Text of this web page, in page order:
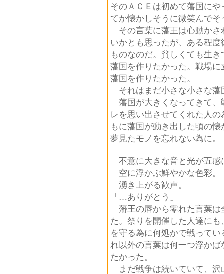
そのＡＣＥは初めて藩国に
てか懐かしそうに微笑んでそ
その言葉に藩王は心動かさ
いかとも思ったが、ある程
ものなのだ。貧しくても生
藩国を作りたかった。戦場
藩国を作りたかった。
それはまだ小さな小さな藩
藩国が大きくなってきて、
レを思い出させてくれた人
もに藩国が動き出した頃の
夢見たモノを忘れない為に。
不意に大きな音と光が五感
空に浮かぶ鮮やかな色彩。
湧き上がる歓声。
「…ありがとう」
藩王の唇から零れた言葉は
た。祭りを開催した人達に
を守る為に何処かで戦って
れ以外の言葉は何一つ浮か
たかった。
まだ戦争は続いていて、沢